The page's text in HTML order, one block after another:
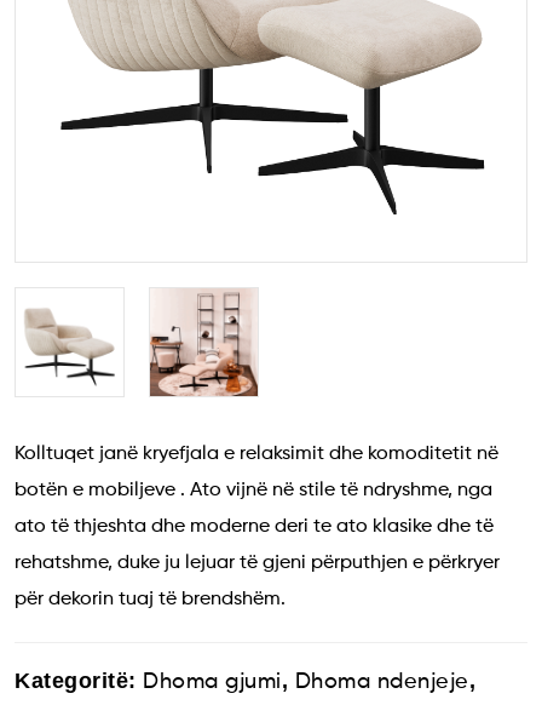
Kolltuqet janë kryefjala e relaksimit dhe komoditetit në
botën e mobiljeve . Ato vijnë në stile të ndryshme, nga
ato të thjeshta dhe moderne deri te ato klasike dhe të
rehatshme, duke ju lejuar të gjeni përputhjen e përkryer
për dekorin tuaj të brendshëm.
Kategoritë: Dhoma gjumi, Dhoma ndenjeje,